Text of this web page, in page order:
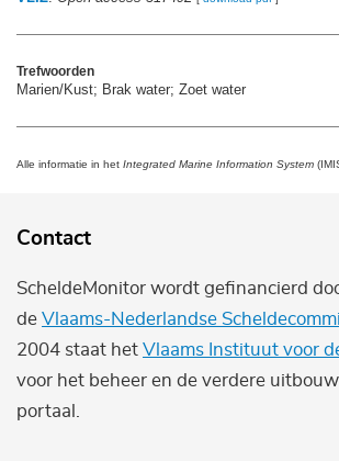
Trefwoorden
Marien/Kust; Brak water; Zoet water
Alle informatie in het Integrated Marine Information System
Contact
ScheldeMonitor wordt gefinancierd
de Vlaams-Nederlandse
2004 staat het Vlaams Instituut voor
voor het beheer en de verdere
portaal.